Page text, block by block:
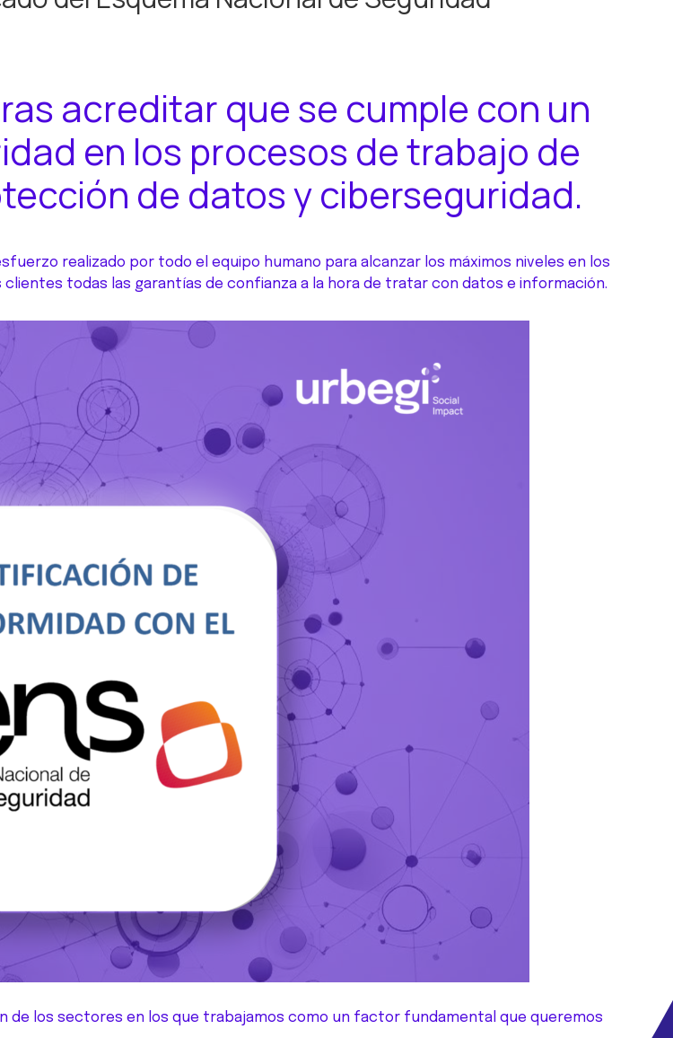
acreditar que se cumple con un
en los procesos de trabajo de
de datos y ciberseguridad.
realizado por todo el equipo humano para alcanzar los máximos niveles en los
todas las garantías de confianza a la hora de tratar con datos e información.
de los sectores en los que trabajamos como un factor fundamental que queremos